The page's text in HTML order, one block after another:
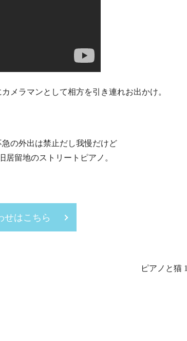
メラマンとして相方を引き連れお出かけ。
の外出は禁止だし我慢だけど
留地のストリートピアノ。
せはこちら
ピアノと猫 1